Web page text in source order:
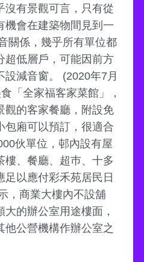
沒有景觀可言，只有從
機會在建築物間見到一
關係，幾乎所有單位都
超低層戶，可能因前方
減音窗。 (2020年7月
「全家福客家菜館」，
觀的客家餐廳，附設免
包廂可以預訂，很適合
伙單位，邨內設有屋
樓、餐廳、超巿、十多
足以應付彩禾苑居民日
，商業大樓內不設舖
的辦公室用途樓面，
他公營機構作辦公室之